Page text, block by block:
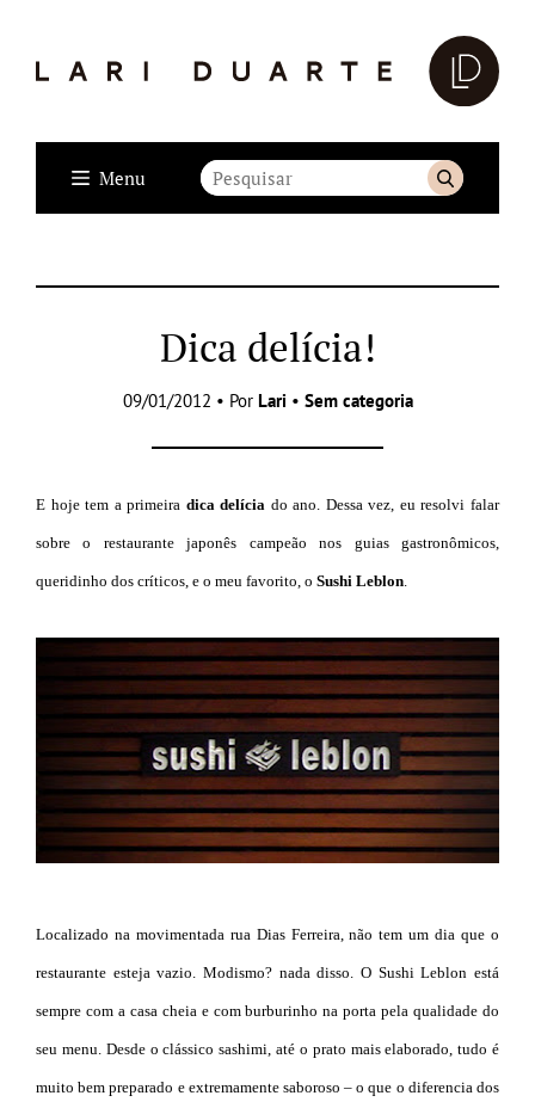
Menu
Dica delícia!
09/01/2012 • Por Lari • Sem categoria
E hoje tem a primeira dica delícia do ano. Dessa vez, eu resolvi falar
sobre o restaurante japonês campeão nos guias gastronômicos,
queridinho dos críticos, e o meu favorito, o Sushi Leblon
Localizado na movimentada rua Dias Ferreira, não tem um dia que o
restaurante esteja vazio. Modismo? nada disso. O Sushi Leblon está
sempre com a casa cheia e com burburinho na porta pela qualidade do
seu menu. Desde o clássico sashimi, até o prato mais elaborado, tudo é
muito bem preparado e extremamente saboroso – o que o diferencia dos